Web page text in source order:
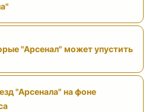
"Арсенал" может упустить
"Арсенала" на фоне